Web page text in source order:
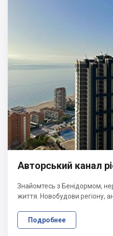
Авторський канал
Знайомтесь з Бенідормом,
життя. Новобудови регіону,
Подробнее